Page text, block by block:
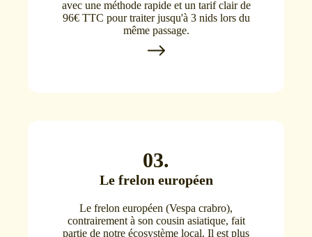
avec une méthode rapide et un tarif clair de
96€ TTC pour traiter jusqu'à 3 nids lors du
même passage.
03.
Le frelon européen
Le frelon européen (Vespa crabro),
contrairement à son cousin asiatique, fait
partie de notre écosystème local. Il est plus